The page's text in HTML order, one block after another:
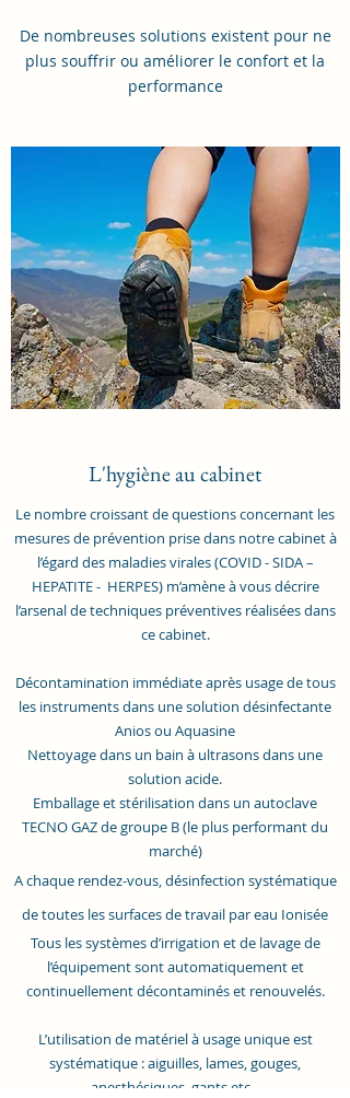
De nombreuses solutions existent pour ne
plus souffrir ou améliorer le confort et la
performance
L'hygiène au cabinet
Le nombre croissant de questions concernant les
mesures de prévention prise dans notre cabinet à
l’égard des maladies virales (COVID - SIDA –
HEPATITE - HERPES) m’amène à vous décrire
l’arsenal de techniques préventives réalisées dans
ce cabinet.
Décontamination immédiate après usage de tous
les instruments dans une solution désinfectante
Anios ou Aquasine
Nettoyage dans un bain à ultrasons dans une
solution acide.
Emballage et stérilisation dans un autoclave
TECNO GAZ de groupe B (le plus performant du
marché)
A chaque rendez-vous, désinfection systématique
de toutes les surfaces de travail par eau Ionisée
Tous les systèmes d’irrigation et de lavage de
l’équipement sont automatiquement et
continuellement décontaminés et renouvelés.
L’utilisation de matériel à usage unique est
systématique : aiguilles, lames, gouges,
anesthésiques, gants etc...